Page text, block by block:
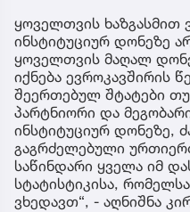
ყოველთვის ხაზგასმით
ინსტიტუციურ დონეზე
ყოველთვის მაღალ
იქნება ევროკავშირის
შეერთებულ შტატები თუ
პარტნიორი და
ინსტიტუციურ დონეზე,
გაგრძელებული
საწინდარი ყველა იმ
სტატისტიკისა,
ვხედავთ“, - აღნიშნა